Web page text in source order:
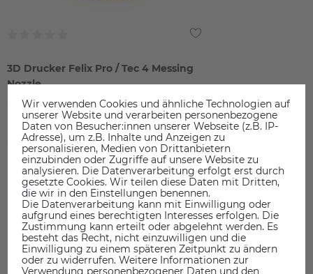
3D Drucker Felix Pro / Tec 4 Messing
Nozzle
24,90 €
inkl. ges. MwSt.
ab Lager > Lieferzeit 1-3 Werktage
DAS KÖNNTE SIE AUCH INTERESSIEREN
Wir verwenden Cookies und ähnliche Technologien auf
unserer Website und verarbeiten personenbezogene
Daten von Besucher:innen unserer Webseite (z.B. IP-
Adresse), um z.B. Inhalte und Anzeigen zu
personalisieren, Medien von Drittanbietern
einzubinden oder Zugriffe auf unsere Website zu
analysieren. Die Datenverarbeitung erfolgt erst durch
gesetzte Cookies. Wir teilen diese Daten mit Dritten,
die wir in den Einstellungen benennen.
Die Datenverarbeitung kann mit Einwilligung oder
aufgrund eines berechtigten Interesses erfolgen. Die
Zustimmung kann erteilt oder abgelehnt werden. Es
besteht das Recht, nicht einzuwilligen und die
Einwilligung zu einem späteren Zeitpunkt zu ändern
oder zu widerrufen. Weitere Informationen zur
Verwendung personenbezogener Daten und den